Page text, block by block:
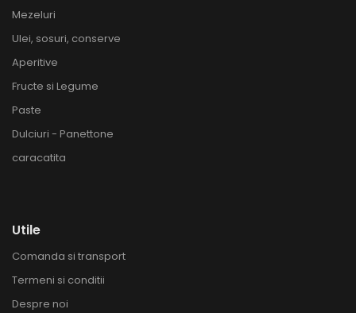
Mezeluri
Ulei, sosuri, conserve
Aperitive
Fructe si Legume
Paste
Dulciuri - Panettone
caracatita
Utile
Comanda si transport
Termeni si conditii
Despre noi